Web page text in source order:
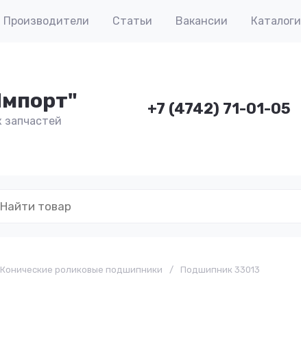
Производители Статьи Вакансии Каталоги
+7 (4742) 71-01-05
Конические роликовые подшипники / Подшипник 33013